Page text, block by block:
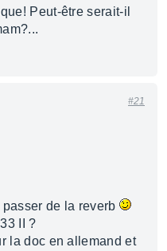
Peut-être serait-il
#21
de la reverb
II ?
la doc en allemand et